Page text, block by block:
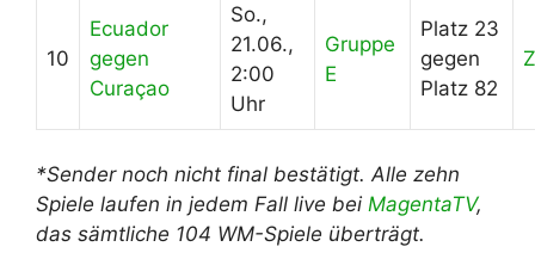
10
Ecuador
gegen
Curaçao
So.,
21.06.,
2:00
Uhr
Gruppe
E
Platz 23
gegen
Platz 82
*Sender noch nicht final bestätigt. Alle zehn
Spiele laufen in jedem Fall live bei MagentaTV,
das sämtliche 104 WM-Spiele überträgt.